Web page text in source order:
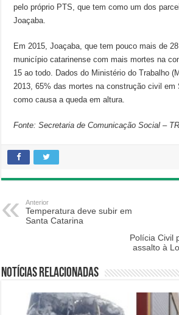
pelo próprio PTS, que tem como um dos
Joaçaba.
Em 2015, Joaçaba, que tem pouco mais de
município catarinense com mais mortes na
15 ao todo. Dados do Ministério do Trabalho
2013, 65% das mortes na construção civil em
como causa a queda em altura.
Fonte: Secretaria de Comunicação Social –
Anterior
Temperatura deve subir em
Santa Catarina
Polícia Civil
assalto à
Notícias relacionadas